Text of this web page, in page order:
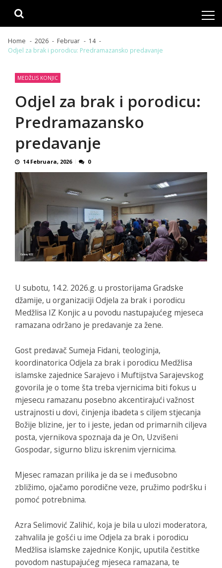
Home 2026 Februar
14
Odjel za brak i porodicu: Predramazansko predavanje
MEDŽLIS KONJIC
Odjel za brak i porodicu:
Predramazansko
predavanje
14 Februara, 2026 0
U subotu, 14.2. 2026.g. u prostorijama Gradske
džamije, u organizaciji Odjela za brak i porodicu
Medžlisa IZ Konjic a u povodu nastupajućeg mjeseca
ramazana održano je predavanje za žene.
Gost predavač Sumeja Fidani, teologinja,
koordinatorica Odjela za brak i porodicu Medžlisa
islamske zajednice Sarajevo i Muftijstva Sarajevskog
govorila je o tome šta treba vjernicima biti fokus u
mjesecu ramazanu posebno akcentirajući važnost
ustrajnosti u dovi, činjenja ibadeta s ciljem stjecanja
Božije blizine, jer to i jeste, jedan od primarnih ciljeva
posta, vjernikova spoznaja da je On, Uzvišeni
Gospodar, sigurno blizu iskrenim vjernicima.
Mjesec ramazan prilika je da se i međusobno
zbližimo, ojačamo porodične veze, pružimo podršku i
pomoć potrebnima.
Azra Selimović Zalihić, koja je bila u ulozi moderatora,
zahvalila je gošći u ime Odjela za brak i porodicu
Medžlisa islamske zajednice Konjic, uputila čestitke
povodom nastupajućeg mjeseca ramazana, te